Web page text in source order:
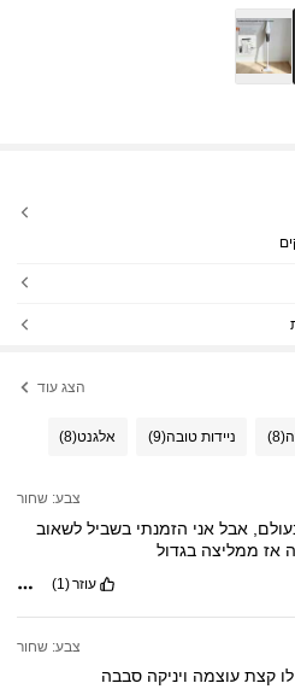
הצג עוד
(8) ניידות טובה(9) אלגנט(8)
צבע: שחור
אבל אני הזמנתי בשביל לשאוב
אז ממליצהבגדול
עוזר(1)
צבע: שחור
לו קצת עוצמה ויניקה סבבה